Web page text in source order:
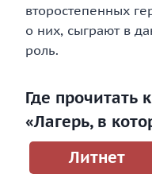
второстепенных
о них, сыграют в
роль.
Где прочитать
«Лагерь, в
Литнет